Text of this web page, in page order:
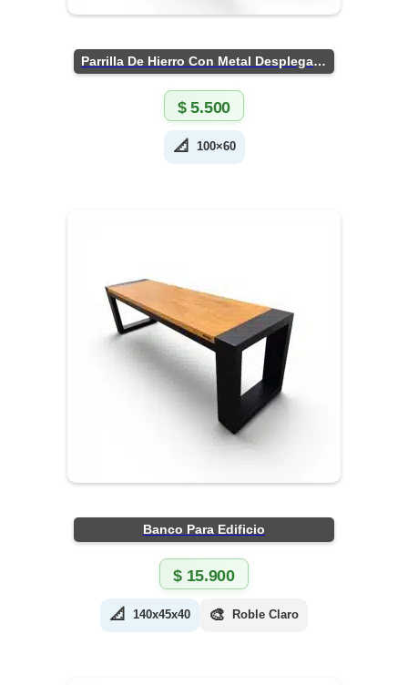
Parrilla De Hierro Con Metal Desplegado
$5.500
📐 100×60
Banco Para Edificio
$15.900
📐 140x45x40 🎨 Roble Claro